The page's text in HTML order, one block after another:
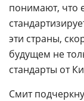
понимают, что
эти страны,
будущем не
стандарты от
Смит